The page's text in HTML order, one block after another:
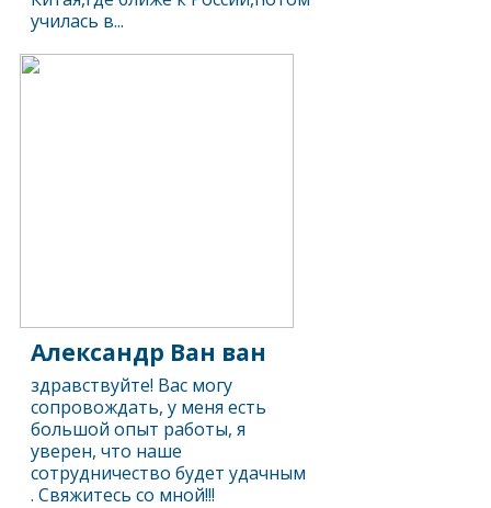
училась в...
Александр Ван ван
здравствуйте! Вас могу
сопровождать, у меня есть
большой опыт работы, я
уверен, что наше
сотрудничество будет удачным
. Свяжитесь со мной!!!